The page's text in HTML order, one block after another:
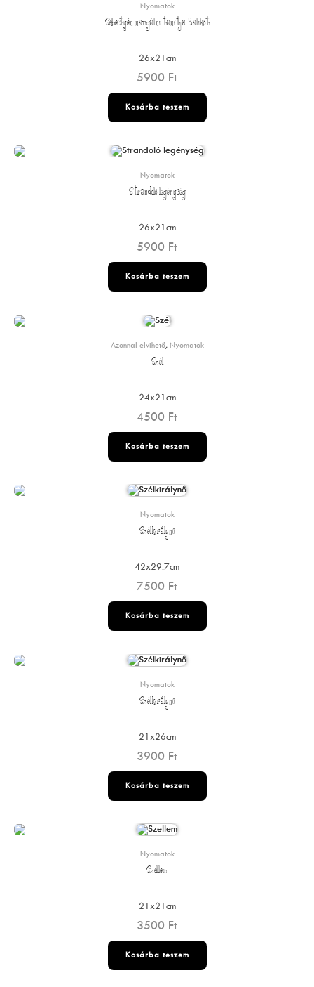
Nyomatok
Sebestyén navigálni tanítja Balikót
26x21cm
5900 Ft
Kosárba teszem
Nyomatok
Strandoló legénység
26x21cm
5900 Ft
Kosárba teszem
Azonnal elvihető, Nyomatok
Szél
24x21cm
4500 Ft
Kosárba teszem
Nyomatok
Szélkirálynő
42x29.7cm
7500 Ft
Kosárba teszem
Nyomatok
Szélkirálynő
21x26cm
3900 Ft
Kosárba teszem
Nyomatok
Szellem
21x21cm
3500 Ft
Kosárba teszem